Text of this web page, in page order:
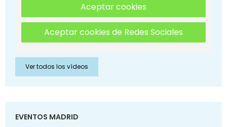
Aceptar cookies
Aceptar cookies de Redes Sociales
Ver todos los vídeos
EVENTOS MADRID